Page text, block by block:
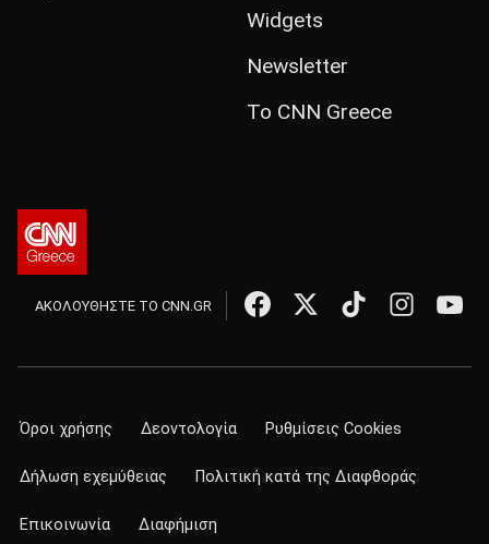
Widgets
Newsletter
Το CNN Greece
ΑΚΟΛΟΥΘΗΣΤΕ ΤΟ CNN.GR
Όροι χρήσης Δεοντολογία Ρυθμίσεις Cookies
Δήλωση εχεμύθειας Πολιτική κατά της Διαφθοράς
Επικοινωνία Διαφήμιση